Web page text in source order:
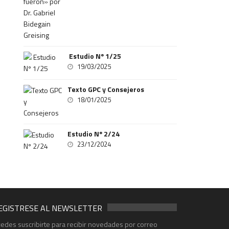
Estudio Nº 1/25
19/03/2025
Texto GPC y Consejeros
18/01/2025
Estudio Nº 2/24
23/12/2024
AL NEWSLETTER
suscribirte para recibir novedades por correo